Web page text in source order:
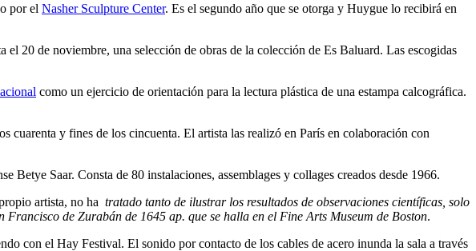
por el Nasher Sculpture Center. Es el segundo año que se otorga y Huygue lo recibirá en
20 de noviembre, una selección de obras de la colección de Es Baluard. Las escogidas
como un ejercicio de orientación para la lectura plástica de una estampa calcográfica.
cuarenta y fines de los cincuenta. El artista las realizó en París en colaboración con
Betye Saar. Consta de 80 instalaciones, assemblages y collages creados desde 1966.
artista, no ha tratado tanto de ilustrar los resultados de observaciones científicas, solo
de Zurabán de 1645 ap. que se halla en el Fine Arts Museum de Boston.
con el Hay Festival. El sonido por contacto de los cables de acero inunda la sala a través